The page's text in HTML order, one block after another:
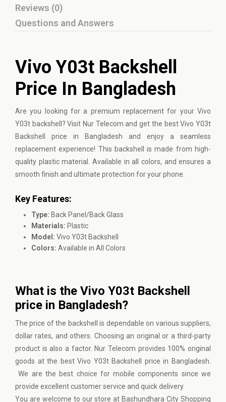
Reviews (0)
Questions and Answers
Vivo Y03t Backshell
Price In Bangladesh
Are you looking for a premium replacement for your Vivo
Y03t backshell? Visit Nur Telecom and get the best Vivo Y03t
Backshell price in Bangladesh and enjoy a seamless
replacement experience! This backshell is made from high-
quality plastic material. Available in all colors, and ensures a
smooth finish and ultimate protection for your phone.
Key Features:
Type: Back Panel/Back Glass
Materials: Plastic
Model: Vivo Y03t Backshell
Colors: Available in All Colors
What is the Vivo Y03t Backshell
price in Bangladesh?
The price of the backshell is dependable on various suppliers,
dollar rates, and others. Choosing an original or a third-party
product is also a factor. Nur Telecom provides 100% original
goods at the best Vivo Y03t Backshell price in Bangladesh.
We are the best choice for mobile components since we
provide excellent customer service and quick delivery.
You are welcome to our store at Bashundhara City Shopping